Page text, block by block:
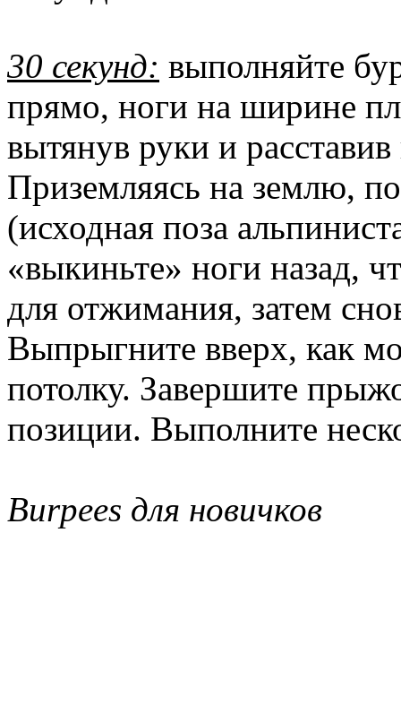
30 секунд: выполняйте
прямо, ноги на ширине
вытянув руки и
Приземляясь на землю,
(исходная поза
«выкиньте» ноги назад,
для отжимания, затем
Выпрыгните вверх, как
потолку. Завершите
позиции. Выполните
Burpees для новичков